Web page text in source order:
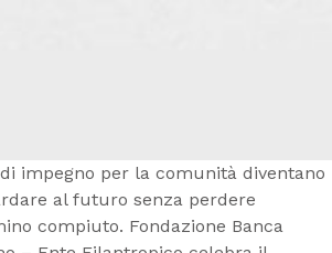
impegno per la comunità diventano
al futuro senza perdere
compiuto. Fondazione Banca